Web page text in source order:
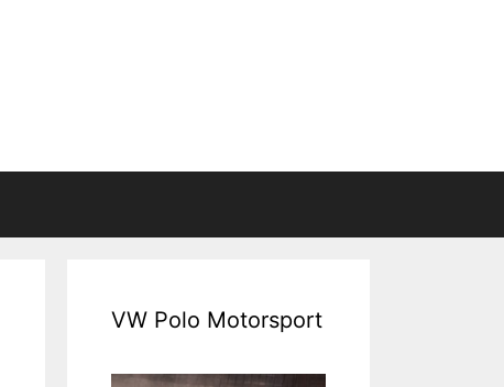
VW Polo Motorsport